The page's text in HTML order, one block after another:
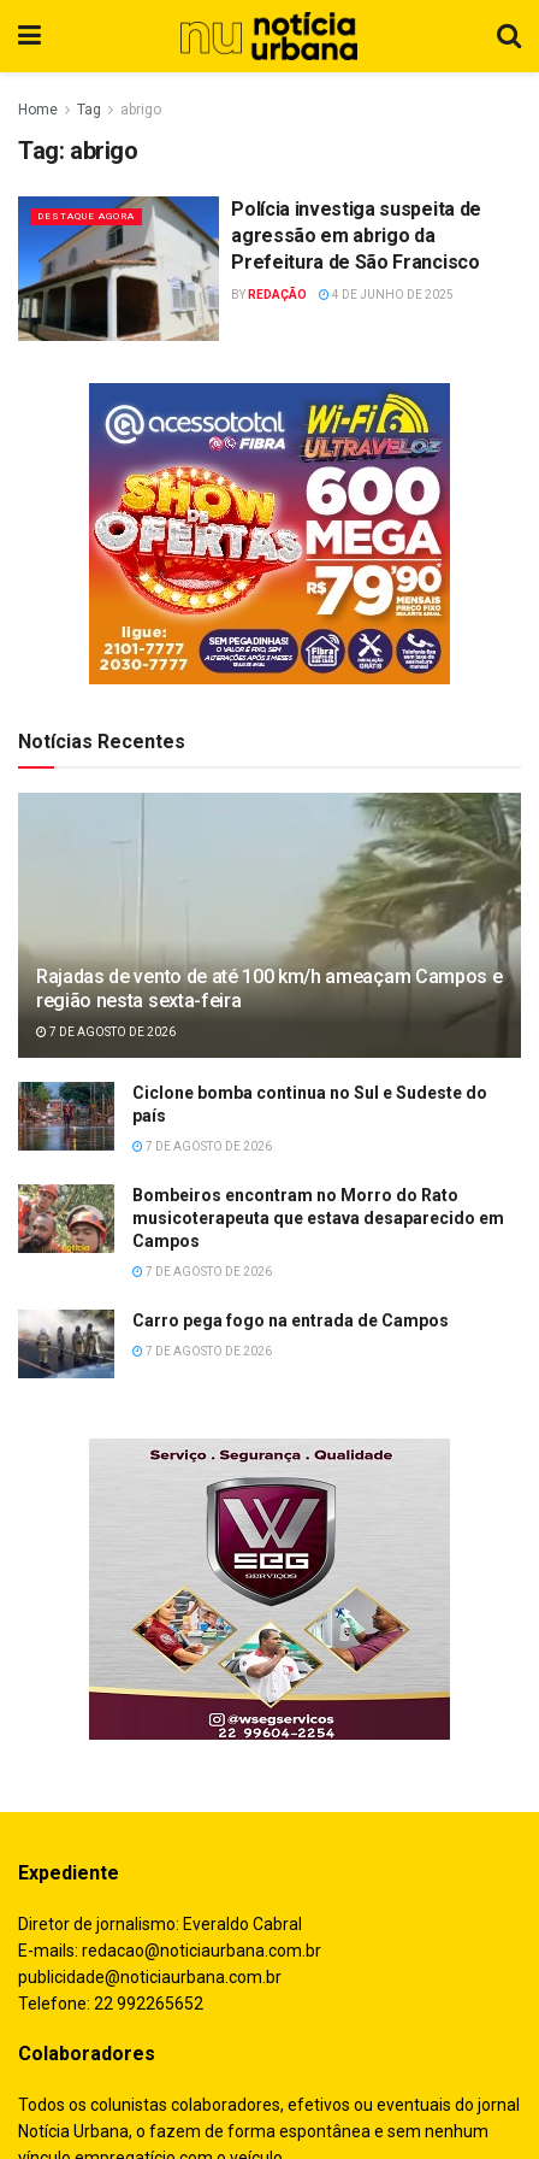
Home Tag abrigo
Tag: abrigo
DESTAQUE AGORA
Polícia investiga suspeita de
agressão em abrigo da
Prefeitura de São Francisco
BY REDAÇÃO 4 DE JUNHO DE 2025
Notícias Recentes
Rajadas de vento de até 100 km/h ameaçam Campos e
região nesta sexta-feira
7 DE AGOSTO DE 2026
Ciclone bomba continua no Sul e Sudeste do
país
7 DE AGOSTO DE 2026
Bombeiros encontram no Morro do Rato
musicoterapeuta que estava desaparecido em
Campos
7 DE AGOSTO DE 2026
Carro pega fogo na entrada de Campos
7 DE AGOSTO DE 2026
Expediente
Diretor de jornalismo: Everaldo Cabral
E-mails: redacao@noticiaurbana.com.br
publicidade@noticiaurbana.com.br
Telefone: 22 992265652
Colaboradores
Todos os colunistas colaboradores, efetivos ou eventuais do jornal
Notícia Urbana, o fazem de forma espontânea e sem nenhum